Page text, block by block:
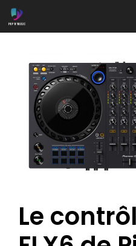
Aller
au
Le